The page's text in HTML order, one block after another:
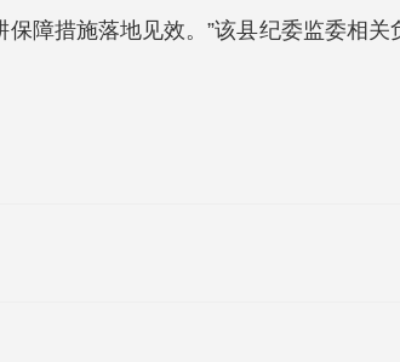
障措施落地见效。”该县纪委监委相